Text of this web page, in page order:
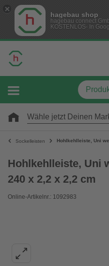
hagebau shop
hagebau connect
KOSTENLOS- In
Wähle jetzt Deinen
Sockelleisten Hohlkehlleiste, Uni
Hohlkehlleiste, Uni
240 x 2,2 x 2,2 cm
Online-Artikelnr.: 1092983